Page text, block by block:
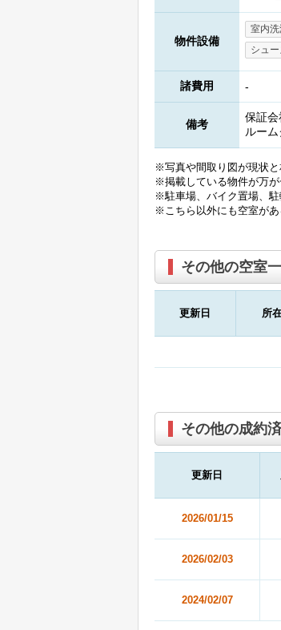
物件設備
室内
シュ
諸費用 -
備考
保証
ルー
※写真や間取り図が現状と
※掲載している物件が万が
※駐車場、バイク置場、駐
※こちら以外にも空室があ
その他の空室
更新日 所
その他の成約
更新日
2026/01/15
2026/02/03
2024/02/07